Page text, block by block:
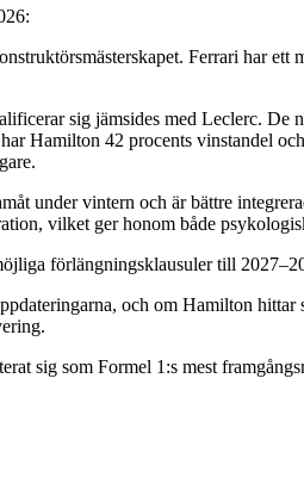
Ferrari har
sig jämsides med Leclerc.
Hamilton 42 procents vinstandel
under vintern och är bättre
vilket ger honom både
förlängningsklausuler till
och om Hamilton
sig som Formel 1:s mest